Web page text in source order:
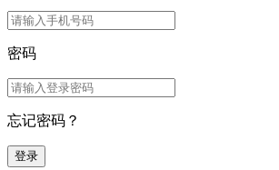
密码
忘记密码？
登录